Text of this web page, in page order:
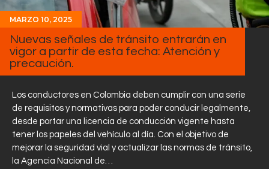
Noticias
Equipo
Sobre Nosotros
Contactos
MARZO 10, 2025
Nuevas señales de tránsito entrarán en
vigor a partir de esta fecha: Atención y
precaución.
Los conductores en Colombia deben cumplir con una serie
de requisitos y normativas para poder conducir legalmente,
desde portar una licencia de conducción vigente hasta
tener los papeles del vehículo al día. Con el objetivo de
mejorar la seguridad vial y actualizar las normas de tránsito,
la Agencia Nacional de…